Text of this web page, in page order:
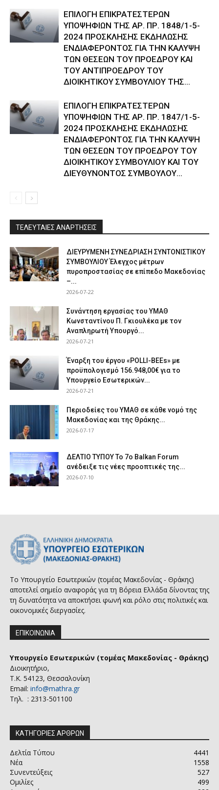
ΕΠΙΛΟΓΗ ΕΠΙΚΡΑΤΕΣΤΕΡΩΝ
ΥΠΟΨΗΦΙΩΝ ΤΗΣ ΑΡ. ΠΡ. 1848/1-5-
2024 ΠΡΟΣΚΛΗΣΗΣ ΕΚΔΗΛΩΣΗΣ
ΕΝΔΙΑΦΕΡΟΝΤΟΣ ΓΙΑ ΤΗΝ ΚΑΛΥΨΗ
ΤΩΝ ΘΕΣΕΩΝ ΤΟΥ ΠΡΟΕΔΡΟΥ ΚΑΙ
ΤΟΥ ΑΝΤΙΠΡΟΕΔΡΟΥ ΤΟΥ
ΔΙΟΙΚΗΤΙΚΟΥ ΣΥΜΒΟΥΛΙΟΥ ΤΗΣ...
ΕΠΙΛΟΓΗ ΕΠΙΚΡΑΤΕΣΤΕΡΩΝ
ΥΠΟΨΗΦΙΩΝ ΤΗΣ ΑΡ. ΠΡ. 1847/1-5-
2024 ΠΡΟΣΚΛΗΣΗΣ ΕΚΔΗΛΩΣΗΣ
ΕΝΔΙΑΦΕΡΟΝΤΟΣ ΓΙΑ ΤΗΝ ΚΑΛΥΨΗ
ΤΩΝ ΘΕΣΕΩΝ ΤΟΥ ΠΡΟΕΔΡΟΥ ΤΟΥ
ΔΙΟΙΚΗΤΙΚΟΥ ΣΥΜΒΟΥΛΙΟΥ ΚΑΙ ΤΟΥ
ΔΙΕΥΘΥΝΟΝΤΟΣ ΣΥΜΒΟΥΛΟΥ...
ΤΕΛΕΥΤΑΙΕΣ ΑΝΑΡΤΗΣΕΙΣ
ΔΙΕΥΡΥΜΕΝΗ ΣΥΝΕΔΡΙΑΣΗ ΣΥΝΤΟΝΙΣΤΙΚΟΥ
ΣΥΜΒΟΥΛΙΟΥ Έλεγχος μέτρων
πυροπροστασίας σε επίπεδο Μακεδονίας
–...
2026-07-22
Συνάντηση εργασίας του ΥΜΑΘ
Κωνσταντίνου Π. Γκιουλέκα με τον
Αναπληρωτή Υπουργό...
2026-07-21
Έναρξη του έργου «POLLI-BEEs» με
προϋπολογισμό 156.948,00€ για το
Υπουργείο Εσωτερικών...
2026-07-21
Περιοδείες του ΥΜΑΘ σε κάθε νομό της
Μακεδονίας και της Θράκης...
2026-07-17
ΔΕΛΤΙΟ ΤΥΠΟΥ Το 7ο Balkan Forum
ανέδειξε τις νέες προοπτικές της...
2026-07-10
Το Υπουργείο Εσωτερικών (τομέας Μακεδονίας - Θράκης)
αποτελεί σημείο αναφοράς για τη Βόρεια Ελλάδα δίνοντας της
τη δυνατότητα να αποκτήσει φωνή και ρόλο στις πολιτικές και
οικονομικές διεργασίες.
ΕΠΙΚΟΙΝΩΝΙΑ
Υπουργείο Εσωτερικών (τομέας Μακεδονίας - Θράκης)
Διοικητήριο,
Τ.Κ. 54123, Θεσσαλονίκη
Email: info@mathra.gr
Τηλ. : 2313-501100
ΚΑΤΗΓΟΡΙΕΣ ΑΡΘΡΩΝ
Δελτία Τύπου
4441
Νέα
1558
Συνεντεύξεις
527
Ομιλίες
499